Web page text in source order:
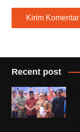
Recent post